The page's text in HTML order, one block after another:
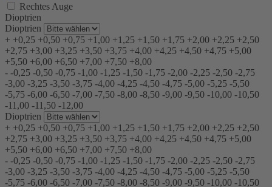
Rechtes Auge
Dioptrien
Dioptrien
+ +0,25 +0,50 +0,75 +1,00 +1,25 +1,50 +1,75 +2,00 +2,25 +2,50
+2,75 +3,00 +3,25 +3,50 +3,75 +4,00 +4,25 +4,50 +4,75 +5,00
+5,50 +6,00 +6,50 +7,00 +7,50 +8,00
- -0,25 -0,50 -0,75 -1,00 -1,25 -1,50 -1,75 -2,00 -2,25 -2,50 -2,75
-3,00 -3,25 -3,50 -3,75 -4,00 -4,25 -4,50 -4,75 -5,00 -5,25 -5,50
-5,75 -6,00 -6,50 -7,00 -7,50 -8,00 -8,50 -9,00 -9,50 -10,00 -10,50
-11,00 -11,50 -12,00
Dioptrien
+ +0,25 +0,50 +0,75 +1,00 +1,25 +1,50 +1,75 +2,00 +2,25 +2,50
+2,75 +3,00 +3,25 +3,50 +3,75 +4,00 +4,25 +4,50 +4,75 +5,00
+5,50 +6,00 +6,50 +7,00 +7,50 +8,00
- -0,25 -0,50 -0,75 -1,00 -1,25 -1,50 -1,75 -2,00 -2,25 -2,50 -2,75
-3,00 -3,25 -3,50 -3,75 -4,00 -4,25 -4,50 -4,75 -5,00 -5,25 -5,50
-5,75 -6,00 -6,50 -7,00 -7,50 -8,00 -8,50 -9,00 -9,50 -10,00 -10,50